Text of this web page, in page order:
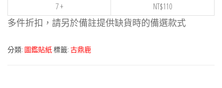
－
古
7 +
NT$110
多件折扣，請另於備註提供缺貨時的備選款式
分類: 圖鑑貼紙標籤: 古鼎鹿